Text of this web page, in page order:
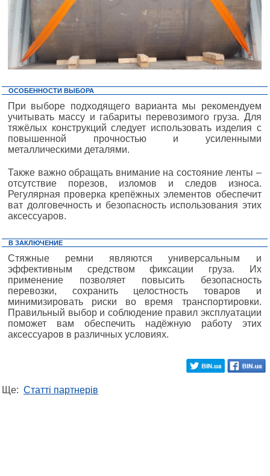
ОСОБЕННОСТИ ВЫБОРА
При выборе подходящего варианта мы рекомендуем
учитывать массу и габариты перевозимого груза. Для
тяжёлых конструкций следует использовать изделия с
повышенной прочностью и усиленными
металлическими деталями.
Также важно обращать внимание на состояние ленты –
отсутствие порезов, изломов и следов износа.
Регулярная проверка крепёжных элементов обеспечит
ват долговечность и безопасность использования этих
аксессуаров.
В ЗАКЛЮЧЕНИЕ
Стяжные ремни являются универсальным и
эффективным средством фиксации груза. Их
применение позволяет повысить безопасность
перевозки, сохранить целостность товаров и
минимизировать риски во время транспортировки.
Правильный выбор и соблюдение правил эксплуатации
поможет вам обеспечить надёжную работу этих
аксессуаров в различных условиях.
Ще: Статті партнерів